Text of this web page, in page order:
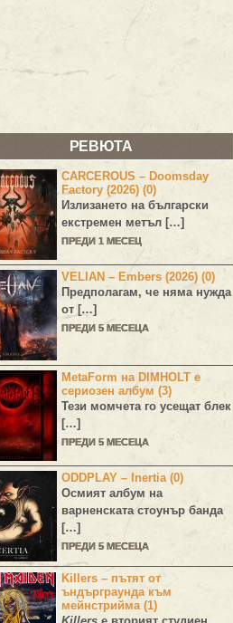
РЕВЮТА
CARCEROUS – Doomsday
Factory (2026) (0)
Излизането на български
екстремен метъл […]
ПРЕДИ 1 МЕСЕЦ
VELIAN – Embers (2026) (0)
Предполагам, че няма нужда
от […]
ПРЕДИ 5 МЕСЕЦА
MetaForm на DIMHOLT е
сериозен албум (3)
Тези момчета го усещат блек
[…]
ПРЕДИ 5 МЕСЕЦА
ODDPLAY – Inertia (0)
Осмият албум на
варненската стоунър банда
[…]
ПРЕДИ 5 МЕСЕЦА
Killers – пътят от
ъндърграунда към
мейнстрийма (1)